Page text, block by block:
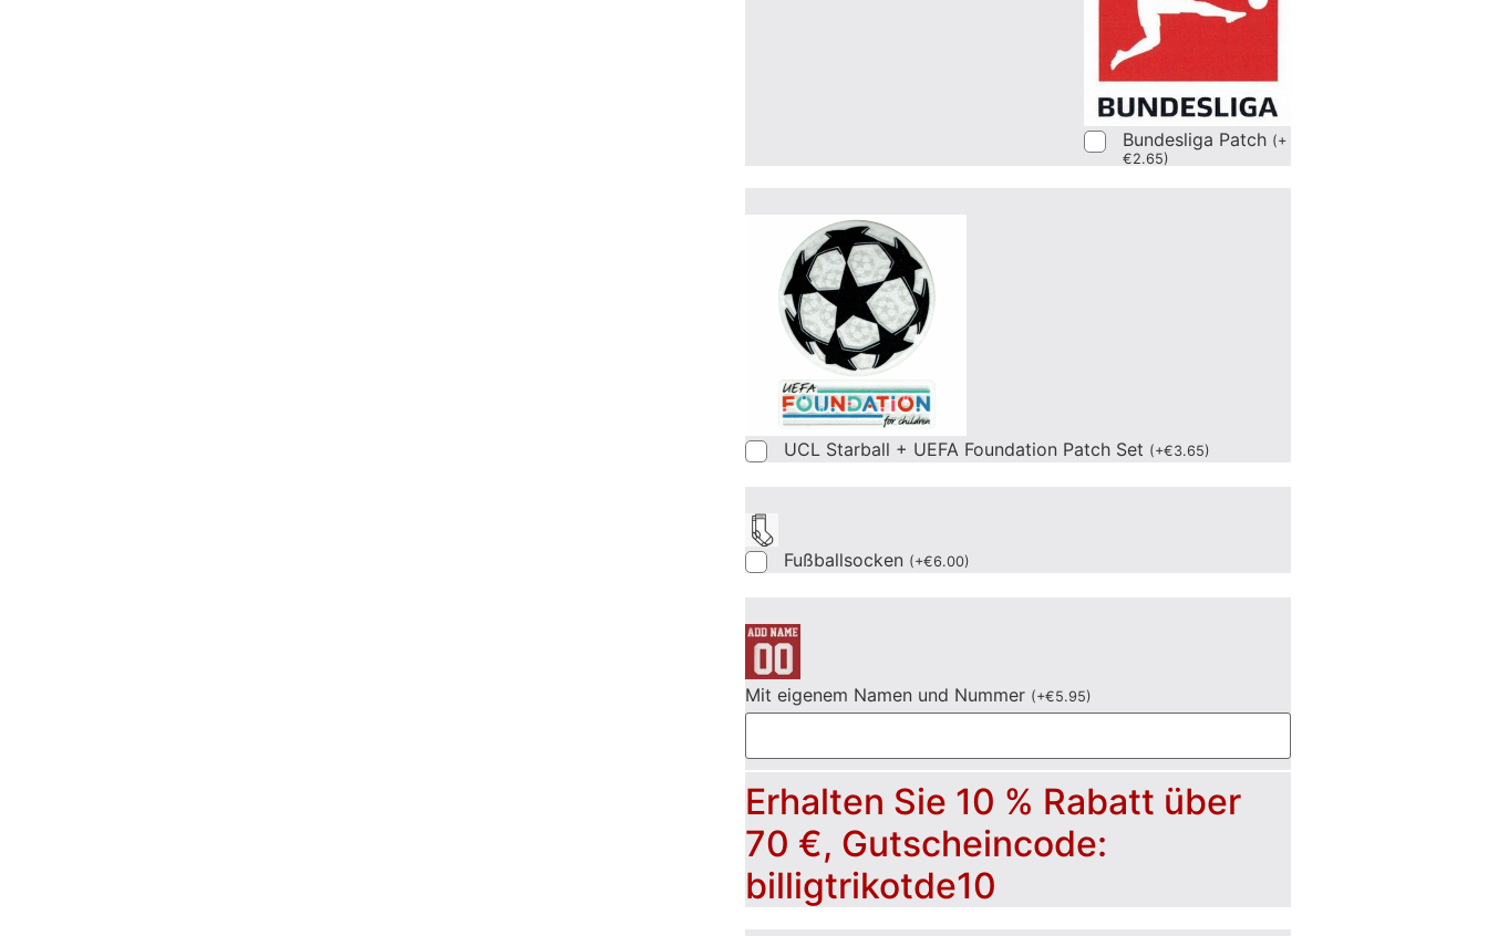
Bundesliga Patch (+
€2.65)
UCL Starball + UEFA Foundation Patch Set (+€3.65)
Fußballsocken (+€6.00)
Mit eigenem Namen und Nummer (+€5.95)
Erhalten Sie 10 % Rabatt über
70 €, Gutscheincode:
billigtrikotde10